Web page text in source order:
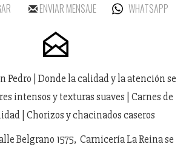
ENVIAR MENSAJE WHATSAPP
Pedro | Donde la calidad y la atención se
intensos y texturas suaves | Carnes de
| Chorizos y chacinados caseros
Belgrano 1575, Carnicería La Reina se